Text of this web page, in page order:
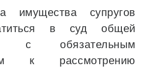
имущества супругов
в суд общей
с обязательным
к рассмотрению